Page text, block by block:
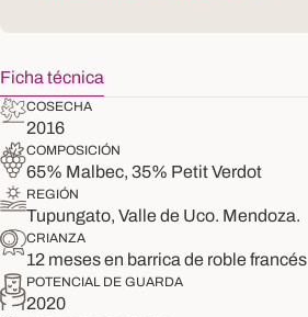
Ficha técnica
COSECHA
2016
COMPOSICIÓN
65% Malbec, 35% Petit Verdot
REGIÓN
Tupungato, Valle de Uco. Mendoza.
CRIANZA
12 meses en barrica de roble francés
POTENCIAL DE GUARDA
2020